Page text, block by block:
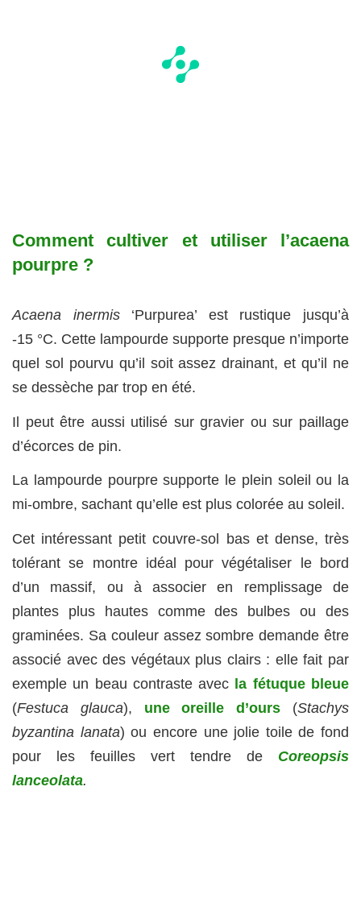
Comment cultiver et utiliser l’acaena
pourpre ?
Acaena inermis ‘Purpurea’ est rustique jusqu’à
-15 °C. Cette lampourde supporte presque n’importe
quel sol pourvu qu’il soit assez drainant, et qu’il ne
se dessèche par trop en été.
Il peut être aussi utilisé sur gravier ou sur paillage
d’écorces de pin.
La lampourde pourpre supporte le plein soleil ou la
mi-ombre, sachant qu’elle est plus colorée au soleil.
Cet intéressant petit couvre-sol bas et dense, très
tolérant se montre idéal pour végétaliser le bord
d’un massif, ou à associer en remplissage de
plantes plus hautes comme des bulbes ou des
graminées. Sa couleur assez sombre demande être
associé avec des végétaux plus clairs : elle fait par
exemple un beau contraste avec la fétuque bleue
(Festuca glauca), une oreille d’ours (Stachys
byzantina lanata) ou encore une jolie toile de fond
pour les feuilles vert tendre de Coreopsis
lanceolata.